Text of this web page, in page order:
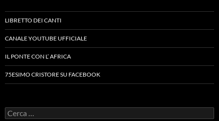
LIBRETTO DEI CANTI
CANALE YOUTUBE UFFICIALE
IL PONTE CON L’ AFRICA
75ESIMO CRISTORE SU FACEBOOK
Ricerca